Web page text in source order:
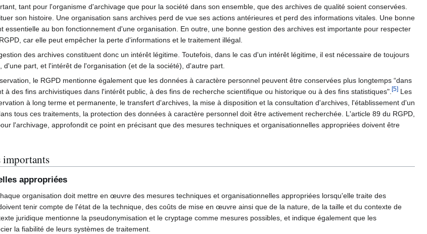
tant pour l'organisme d'archivage que pour la société dans son ensemble, que des archives de qualité soient conservées.
son histoire. Une organisation sans archives perd de vue ses actions antérieures et perd des informations vitales. Une bonne
essentielle au bon fonctionnement d'une organisation. En outre, une bonne gestion des archives est importante pour respecter
car elle peut empêcher la perte d'informations et le traitement illégal.
des archives constituent donc un intérêt légitime. Toutefois, dans le cas d'un intérêt légitime, il est nécessaire de toujours
part, et l'intérêt de l'organisation (et de la société), d'autre part.
le RGPD mentionne également que les données à caractère personnel peuvent être conservées plus longtemps “dans
à des fins archivistiques dans l'intérêt public, à des fins de recherche scientifique ou historique ou à des fins statistiques". [5] Les
à long terme et permanente, le transfert d'archives, la mise à disposition et la consultation d'archives, l'établissement d'un
tous ces traitements, la protection des données à caractère personnel doit être activement recherchée. L'article 89 du RGPD,
l'archivage, approfondit ce point en précisant que des mesures techniques et organisationnelles appropriées doivent être
importants
appropriées
organisation doit mettre en œuvre des mesures techniques et organisationnelles appropriées lorsqu'elle traite des
tenir compte de l'état de la technique, des coûts de mise en œuvre ainsi que de la nature, de la taille et du contexte de
juridique mentionne la pseudonymisation et le cryptage comme mesures possibles, et indique également que les
la fiabilité de leurs systèmes de traitement.